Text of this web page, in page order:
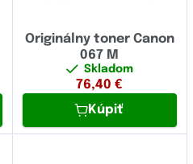
Originálny toner Canon
067 M
Skladom
76,40 €
Kúpiť